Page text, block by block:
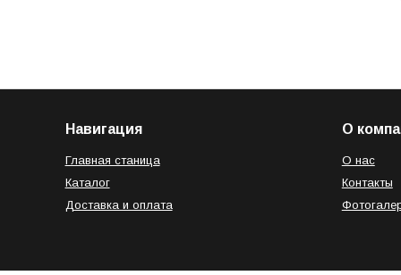
Навигация
Главная станица
Каталог
Доставка и оплата
О
О нас
Контакты